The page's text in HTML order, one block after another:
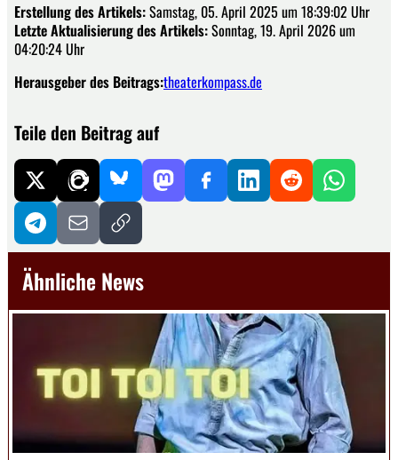
Erstellung des Artikels:Samstag, 05. April 2025 um 18:39:02 Uhr
Letzte Aktualisierung des Artikels:Sonntag, 19. April 2026 um
04:20:24 Uhr
Herausgeber des Beitrags:theaterkompass.de
Teile den Beitrag auf
Ähnliche News